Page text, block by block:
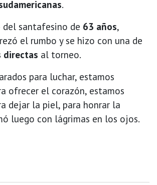
.
santafesino de 63 años,
el rumbo y se hizo con una de
directas al torneo.
para luchar, estamos
ofrecer el corazón, estamos
dejar la piel, para honrar la
luego con lágrimas en los ojos.